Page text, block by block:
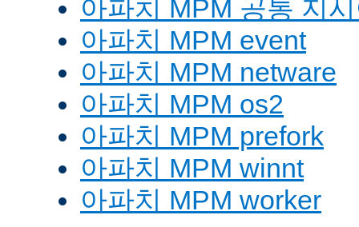
아파치 MPM 공통 지
아파치 MPM event
아파치 MPM netware
아파치 MPM os2
아파치 MPM prefork
아파치 MPM winnt
아파치 MPM worker